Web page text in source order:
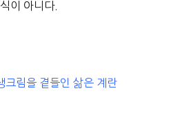
이 아니다.
림을 곁들인 삶은 계란